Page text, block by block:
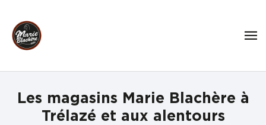
Les magasins Marie Blachère à
Trélazé et aux alentours